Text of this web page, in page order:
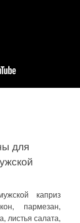
для
каприз
пармезан,
листья салата,